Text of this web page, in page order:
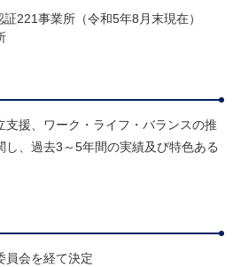
221事業所（令和5年8月末現在）
支援、ワーク・ライフ・バランスの推
、過去3～5年間の実績及び特色ある
員会を経て決定